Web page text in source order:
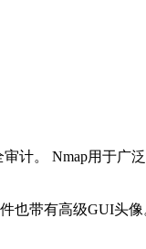
计。 Nmap用于广
也带有高级GUI头像